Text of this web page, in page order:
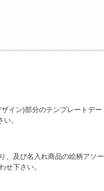
イン)部分のテンプレートデー
。
、及び名入れ商品の絵柄アソー
せ下さい。